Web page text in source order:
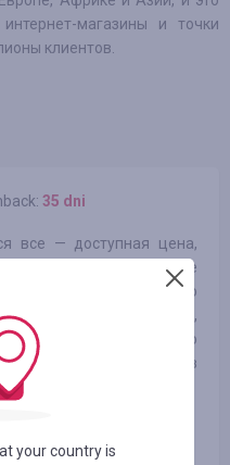
магазины и точки
клиентов.
35 dni
все — доступная цена,
дизайн, эффектные
бренда можно
шорты, юбки, свитера,
Огромное количество
экспериментировать в
и образа.
your country is